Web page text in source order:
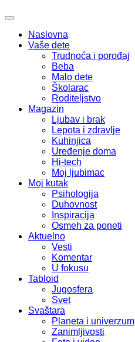
Naslovna
Vaše dete
Trudnoća i porođaj
Beba
Malo dete
Školarac
Roditeljstvo
Magazin
Ljubav i brak
Lepota i zdravlje
Kuhinjica
Uređenje doma
Hi-tech
Moj ljubimac
Moj kutak
Psihologija
Duhovnost
Inspiracija
Osmeh za poneti
Aktuelno
Vesti
Komentar
U fokusu
Tabloid
Jugosfera
Svet
Svaštara
Planeta i univerzum
Zanimljivosti